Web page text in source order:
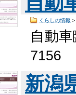
くらしの情報 >
自動
7156
新潟